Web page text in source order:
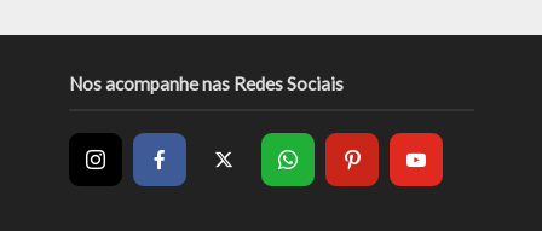
Nos acompanhe nas Redes Sociais